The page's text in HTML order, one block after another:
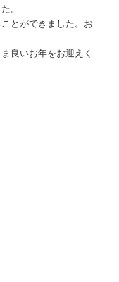
。
とができました。お
良いお年をお迎えく